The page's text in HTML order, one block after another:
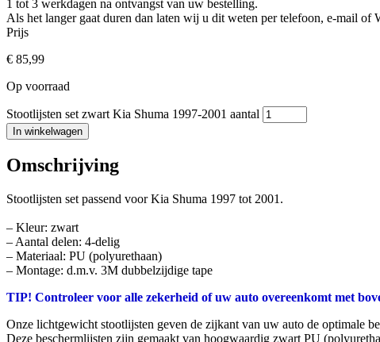
1 tot 3 werkdagen na ontvangst van uw bestelling.
Als het langer gaat duren dan laten wij u dit weten per telefoon, e-mail
Prijs
€ 85,99
Op voorraad
Stootlijsten set zwart Kia Shuma 1997-2001 aantal
In winkelwagen
Omschrijving
Stootlijsten set passend voor Kia Shuma 1997 tot 2001.
– Kleur: zwart
– Aantal delen: 4-delig
– Materiaal: PU (polyurethaan)
– Montage: d.m.v. 3M dubbelzijdige tape
TIP! Controleer voor alle zekerheid of uw auto overeenkomt met
Onze lichtgewicht stootlijsten geven de zijkant van uw auto de optimale
Deze beschermlijsten zijn gemaakt van hoogwaardig zwart PU